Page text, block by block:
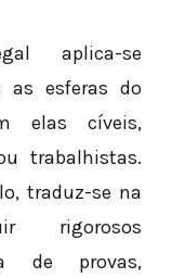
aplica-se
as esferas do
elas cíveis,
trabalhistas.
traduz-se na
rigorosos
de provas,